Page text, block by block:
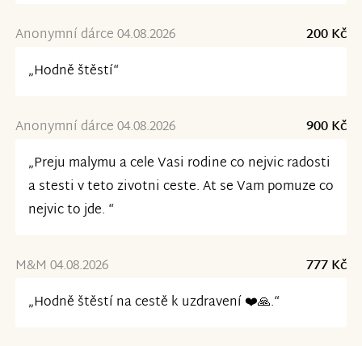
Anonymní dárce 04.08.2026
200 Kč
„Hodně štěstí“
Anonymní dárce 04.08.2026
900 Kč
„Preju malymu a cele Vasi rodine co nejvic radosti
a stesti v teto zivotni ceste. At se Vam pomuze co
nejvic to jde. “
M&M 04.08.2026
777 Kč
„Hodně štěstí na cestě k uzdravení ❤️🙏.“